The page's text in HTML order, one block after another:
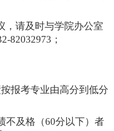
，请及时与学院办公室
82032973 ；
报考专业由高分到低分
不及格（60分以下）者